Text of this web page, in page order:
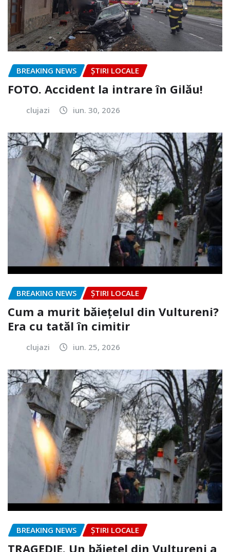
BREAKING NEWS ȘTIRI LOCALE
FOTO. Accident la intrare în Gilău!
clujazi iun. 30, 2026
BREAKING NEWS ȘTIRI LOCALE
Cum a murit băiețelul din Vultureni?
Era cu tatăl în cimitir
clujazi iun. 25, 2026
BREAKING NEWS ȘTIRI LOCALE
TRAGEDIE. Un băiețel din Vultureni a